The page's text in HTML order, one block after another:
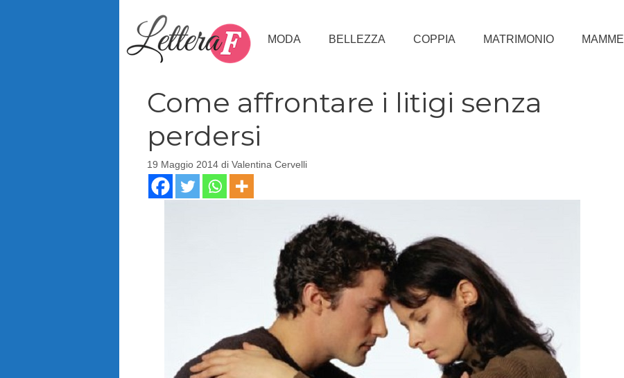
MODA BELLEZZA COPPIA MATRIMONIO MAMME
Come affrontare i litigi senza
perdersi
19 Maggio 2014 di Valentina Cervelli